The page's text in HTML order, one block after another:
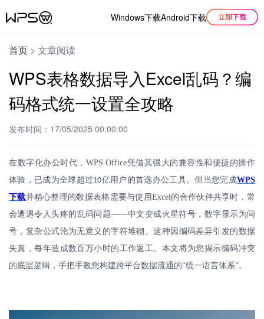
Windows下载Android下载
首页 > 文章阅读
WPS表格数据导入Excel乱码？编
码格式统一设置全攻略
发布时间：17/05/2025 00:00:00
在数字化办公时代， WPS Office凭借其强大的兼容性和便捷的操作
体验，已成为全球超过10亿用户的首选办公工具。但当您完成WPS
下载并精心整理的数据表格需要与使用Excel的合作伙伴共享时，常
会遭遇令人头疼的乱码问题——中文变成火星符号，数字显示为问
号，复杂公式沦为无意义的字符堆砌。这种因编码差异引发的数据
失真，每年造成数百万小时的工作返工。本文将为您揭示编码冲突
的底层逻辑，手把手教您构建跨平台数据流通的"统一语言体系"。